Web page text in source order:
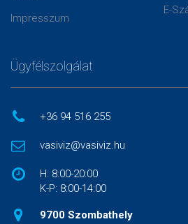
Impresszum
E-
Ügyfélszolgálat
+36 94 516 255
vasiviz@vasiviz.hu
H: 8:00-20:00
K-P: 8:00-14:00
9700 Szombathely